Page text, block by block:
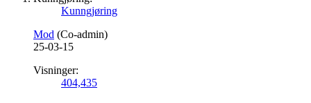
Kunngjøring
Mod (Co-admin)
25-03-15
Visninger:
404,435